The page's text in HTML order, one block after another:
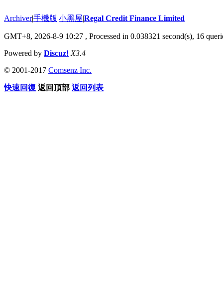
Archiver|手機版|小黑屋|Regal Credit Finance Limited
GMT+8, 2026-8-9 10:27 , Processed in 0.038321 second(s), 16
Powered by Discuz! X3.4
© 2001-2017 Comsenz Inc.
快速回復 返回頂部 返回列表